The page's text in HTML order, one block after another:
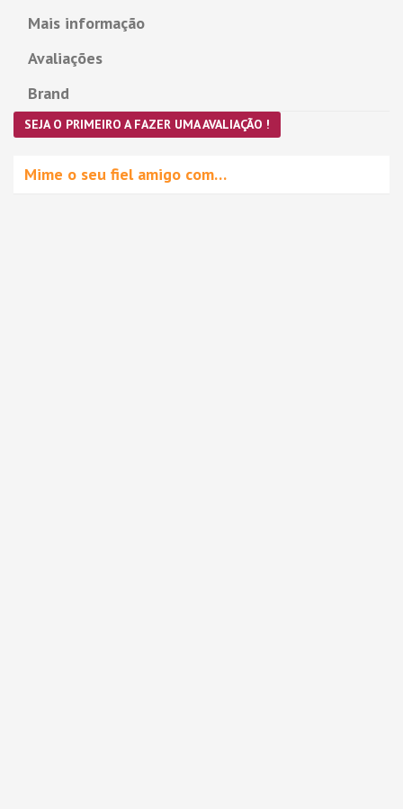
Mais informação
Avaliações
Brand
SEJA O PRIMEIRO A FAZER UMA AVALIAÇÃO !
Mime o seu fiel amigo com…